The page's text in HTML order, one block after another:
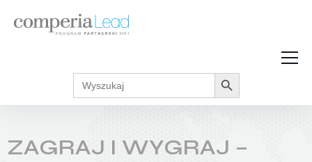
Strefa Wiedzy
Akcje promocyjne
Search
for:
Search Button
ZAGRAJ I WYGRAJ –